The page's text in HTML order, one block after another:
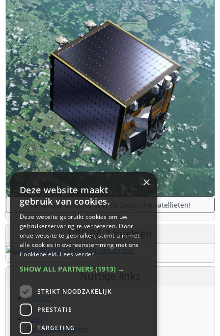
De laatste updates over de Belgische satellieten!
PROBA 2 beelden
Nuttige links
B.USOC
BEOP
BIRA
Euro Space Center
×
Deze website maakt
gebruik van cookies.
Deze website gebruikt cookies om uw
gebruikerservaring te verbeteren. Door
onze website te gebruiken, stemt u in met
alle cookies in overeenstemming met ons
Cookiebeleid.Lees verder
SHOW ALL PARTNERS (1913) →
STRIKT NOODZAKELIJK
PRESTATIE
TARGETING